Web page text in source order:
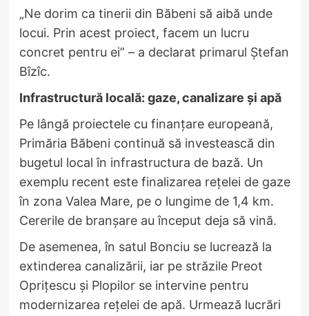
„Ne dorim ca tinerii din Băbeni să aibă unde
locui. Prin acest proiect, facem un lucru
concret pentru ei” – a declarat primarul Ștefan
Bîzîc.
Infrastructură locală: gaze, canalizare și apă
Pe lângă proiectele cu finanțare europeană,
Primăria Băbeni continuă să investească din
bugetul local în infrastructura de bază. Un
exemplu recent este finalizarea rețelei de gaze
în zona Valea Mare, pe o lungime de 1,4 km.
Cererile de branșare au început deja să vină.
De asemenea, în satul Bonciu se lucrează la
extinderea canalizării, iar pe străzile Preot
Oprițescu și Plopilor se intervine pentru
modernizarea rețelei de apă. Urmează lucrări